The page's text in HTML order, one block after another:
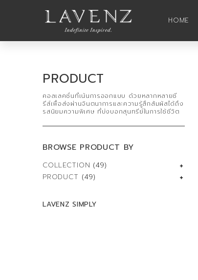
HOME
PRODUCT
คอลเลคชั่นที่เน้นการออกแบบ ด้วยหลากหลายซี
รีส์เพื่อส่งผ่านจินตนาการและความรู้สึกสัมผัสได้ถึง
รสนิยมความพิเศษ ที่บ่งบอกสุนทรีย์ในการใช้ชีวิต
BROWSE PRODUCT BY
COLLECTION (49)
PRODUCT (49)
LAVENZ SIMPLY